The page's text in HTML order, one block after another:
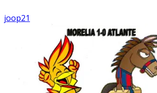
joop21